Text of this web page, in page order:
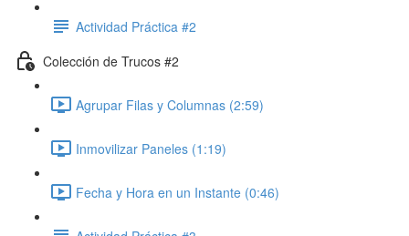
Actividad Práctica #2
Colección de Trucos #2
Agrupar Filas y Columnas (2:59)
Inmovilizar Paneles (1:19)
Fecha y Hora en un Instante (0:46)